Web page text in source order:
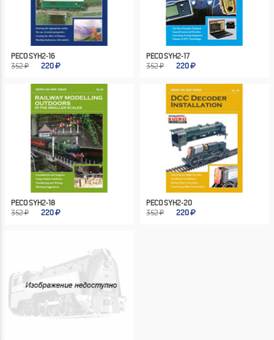
PECO SYH2-16
352 ₽
220
PECO SYH2-17
352 ₽
220
PECO SYH2-18
352 ₽
220
PECO SYH2-20
352 ₽
220